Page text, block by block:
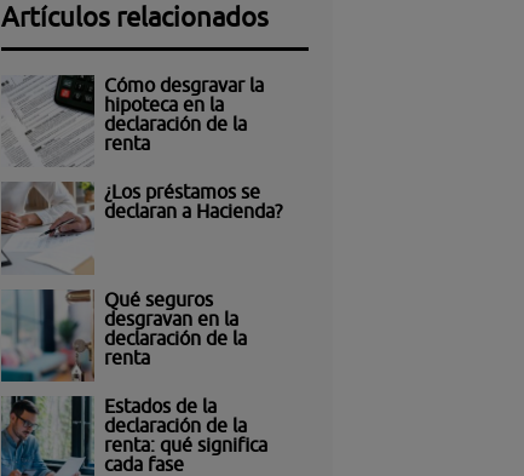
Artículos relacionados
Cómo desgravar la
hipoteca en la
declaración de la
renta
¿Los préstamos se
declaran a Hacienda?
Qué seguros
desgravan en la
declaración de la
renta
Estados de la
declaración de la
renta: qué significa
cada fase